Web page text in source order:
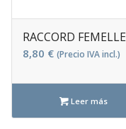
RACCORD
8,80 € (Precio IVA incl.)
Leer más